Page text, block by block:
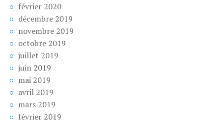
février 2020
décembre 2019
novembre 2019
octobre 2019
juillet 2019
juin 2019
mai 2019
avril 2019
mars 2019
février 2019